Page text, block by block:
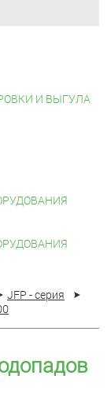
И ВЫГУЛА
JFP - серия